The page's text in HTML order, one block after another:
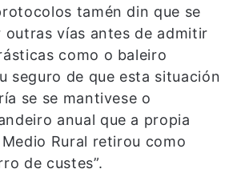
tamén din que se
outras vías antes de admitir
como o baleiro
seguro de que esta situación
se se mantivese o
anual que a propia
Rural retirou como
de custes”.